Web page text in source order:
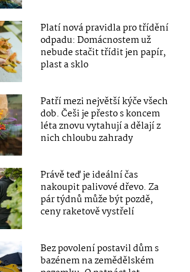
Platí nová pravidla pro třídění
odpadu: Domácnostem už
nebude stačit třídit jen papír,
plast a sklo
Patří mezi největší kýče všech
dob. Češi je přesto s koncem
léta znovu vytahují a dělají z
nich chloubu zahrady
Právě teď je ideální čas
nakoupit palivové dřevo. Za
pár týdnů může být pozdě,
ceny raketově vystřelí
Bez povolení postavil dům s
bazénem na zemědělském